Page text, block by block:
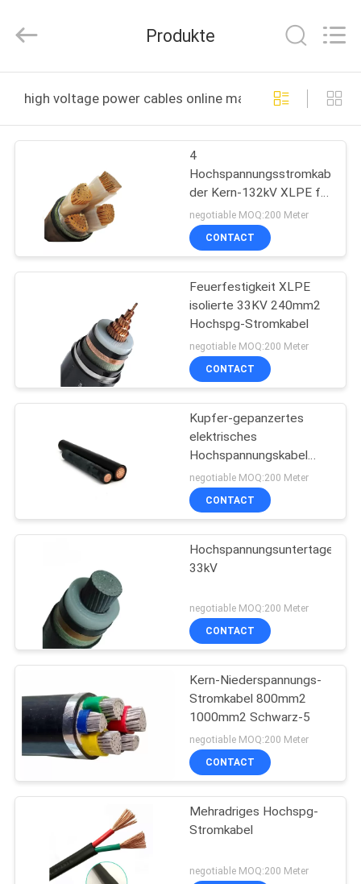
PRODUKTE
FABRIK-
QUALITÄTSKONTROLLE
TRETEN
VERBINDUNG
FORDERN
ZITAT
SITEMAP
POLICY
Management
Services
Rights
Produkte
high voltage power cables online manufacture
4
Hochspannungsstromkabel
der Kern-132kV XLPE für
Bau
negotiable MOQ:200 Meter
CONTACT
Feuerfestigkeit XLPE
isolierte 33KV 240mm2
Hochspg-Stromkabel
negotiable MOQ:200 Meter
CONTACT
Kupfer-gepanzertes
elektrisches
Hochspannungskabel
35KV 120mm2 300mm2
negotiable MOQ:200 Meter
CONTACT
33kV
negotiable MOQ:200 Meter
CONTACT
Kern-Niederspannungs-
Stromkabel 800mm2
1000mm2 Schwarz-5
negotiable MOQ:200 Meter
CONTACT
Mehradriges Hochspg-
Stromkabel
negotiable MOQ:200 Meter